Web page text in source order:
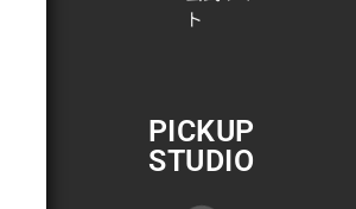
ト
PICKUP
STUDIO